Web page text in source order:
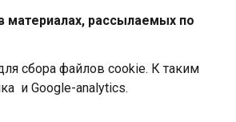
материалах, рассылаемых по
сбора файлов cookie. К таким
и Google-analytics.